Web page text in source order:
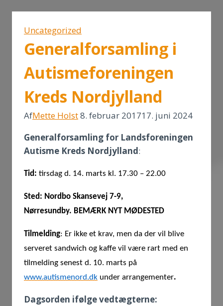
Uncategorized
Generalforsamling i
Autismeforeningen
Kreds Nordjylland
AfMette Holst8. februar 201717. juni 2024
Generalforsamling for Landsforeningen
Autisme Kreds Nordjylland:
Tid: tirsdag d. 14. marts kl. 17.30 – 22.00
Sted: Nordbo Skansevej 7-9,
Nørresundby. BEMÆRK NYT MØDESTED
Tilmelding: Er ikke et krav, men da der vil blive
serveret sandwich og kaffe vil være rart med en
tilmelding senest d. 10. marts på
www.autismenord.dk under arrangementer.
Dagsorden ifølge vedtægterne: